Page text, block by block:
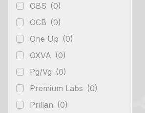
OBS (0)
OCB (0)
One Up (0)
OXVA (0)
Pg/Vg (0)
Premium Labs (0)
Prillan (0)